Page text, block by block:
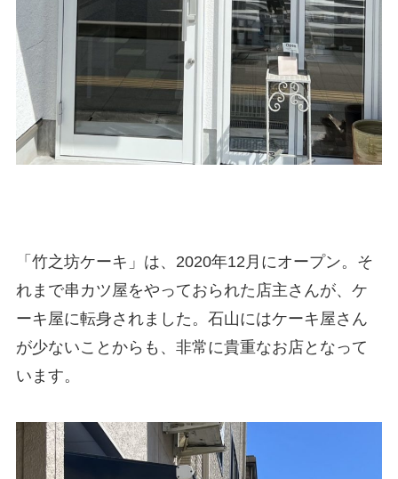
「竹之坊ケーキ」は、2020年12月にオープン。そ
れまで串カツ屋をやっておられた店主さんが、ケ
ーキ屋に転身されました。石山にはケーキ屋さん
が少ないことからも、非常に貴重なお店となって
います。